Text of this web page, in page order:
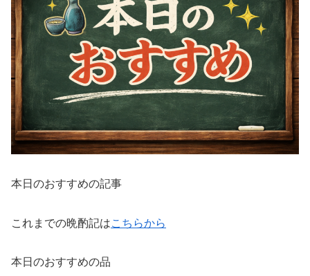
本日のおすすめの記事
これまでの晩酌記はこちらから
本日のおすすめの品